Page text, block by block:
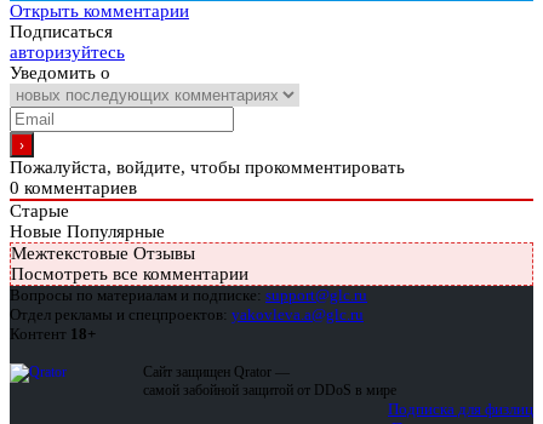
Открыть комментарии
Подписаться
авторизуйтесь
Уведомить о
Пожалуйста, войдите, чтобы прокомментировать
0 комментариев
Старые
Новые Популярные
Межтекстовые Отзывы
Посмотреть все комментарии
Вопросы по материалам и подписке: support@glc.ru
Отдел рекламы и спецпроектов: yakovleva.a@glc.ru
Контент 18+
Сайт защищен Qrator —
самой забойной защитой от DDoS в мире
Подписка для физлиц